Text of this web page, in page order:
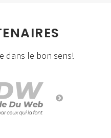
dans le bon sens!